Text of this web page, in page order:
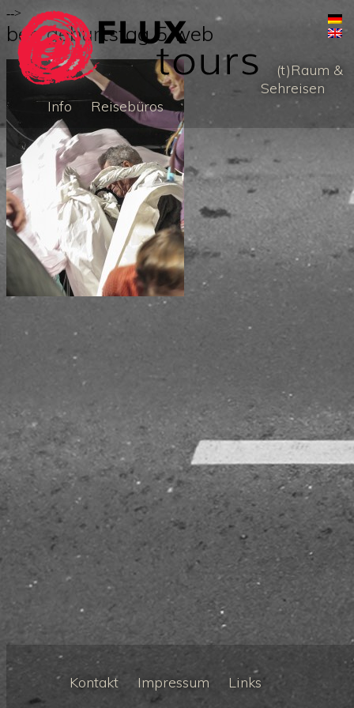
(t)Raum &
Sehreisen
Info
Reisebüros
-->
ben geburtstag 5 web
Kontakt Impressum Links